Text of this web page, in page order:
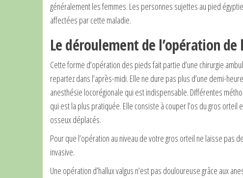
généralement les femmes. Les personnes sujettes au pied
affectées par cette maladie.
Le déroulement de l’opération de
Cette forme d’opération des pieds fait partie d’une chirurgie
repartez dans l’après-midi. Elle ne dure pas plus d’une demi-
anesthésie locorégionale qui est indispensable. Différentes
qui est la plus pratiquée. Elle consiste à couper l’os du gros
osseux déplacés.
Pour que l’opération au niveau de votre gros orteil ne laisse pas
invasive.
Une opération d’hallux valgus n’est pas douloureuse grâce aux